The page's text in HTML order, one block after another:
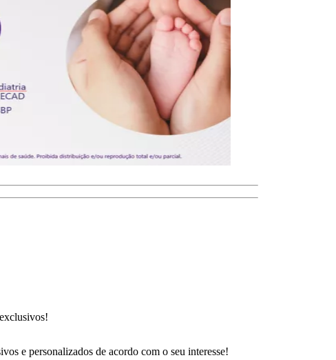
e personalizados de acordo com o seu interesse!